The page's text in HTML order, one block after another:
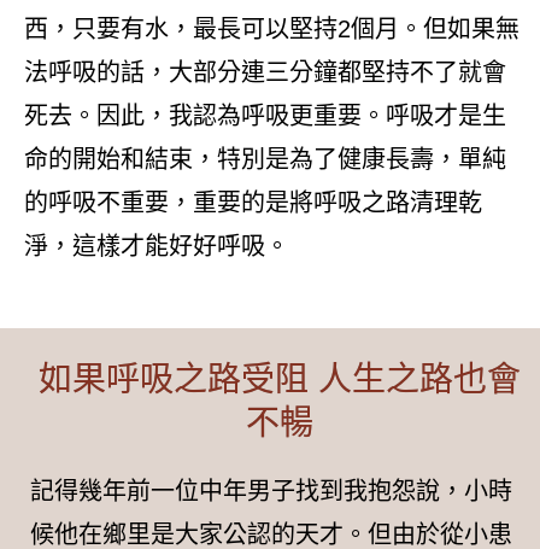
西，只要有水，最長可以堅持2個月。但如果無
法呼吸的話，大部分連三分鐘都堅持不了就會
死去。因此，我認為呼吸更重要。呼吸才是生
命的開始和結束，特別是為了健康長壽，單純
的呼吸不重要，重要的是將呼吸之路清理乾
淨，這樣才能好好呼吸。
如果呼吸之路受阻 人生之路也會
不暢
記得幾年前一位中年男子找到我抱怨說，小時
候他在鄉里是大家公認的天才。但由於從小患